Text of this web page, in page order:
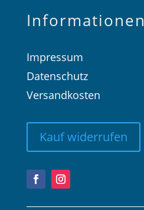
Informationen
Impressum
Datenschutz
Versandkosten
Kauf widerrufen